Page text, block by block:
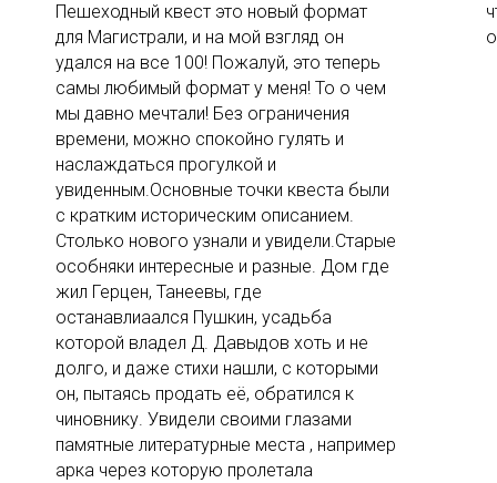
Пешеходный квест это новый формат
для Магистрали, и на мой взгляд он
удался на все 100! Пожалуй, это теперь
самы любимый формат у меня! То о чем
мы давно мечтали! Без ограничения
времени, можно спокойно гулять и
наслаждаться прогулкой и
увиденным.Основные точки квеста были
с кратким историческим описанием.
Столько нового узнали и увидели.Старые
особняки интересные и разные. Дом где
жил Герцен, Танеевы, где
останавлиаался Пушкин, усадьба
которой владел Д. Давыдов хоть и не
долго, и даже стихи нашли, с которыми
он, пытаясь продать еë, обратился к
чиновнику. Увидели своими глазами
памятные литературные места , например
арка через которую пролетала